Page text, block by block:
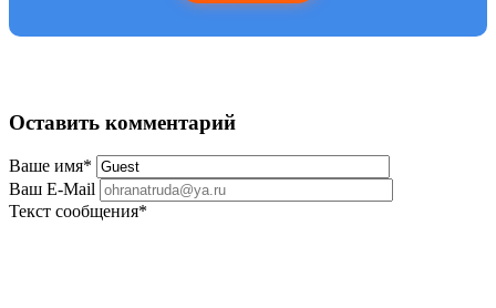
Оставить комментарий
Ваше имя*
Ваш E-Mail
Текст сообщения*